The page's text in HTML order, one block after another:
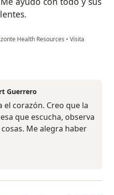
Health Resources • Visita
Guerrero
corazón. Creo que la
que escucha, observa
Me alegra haber